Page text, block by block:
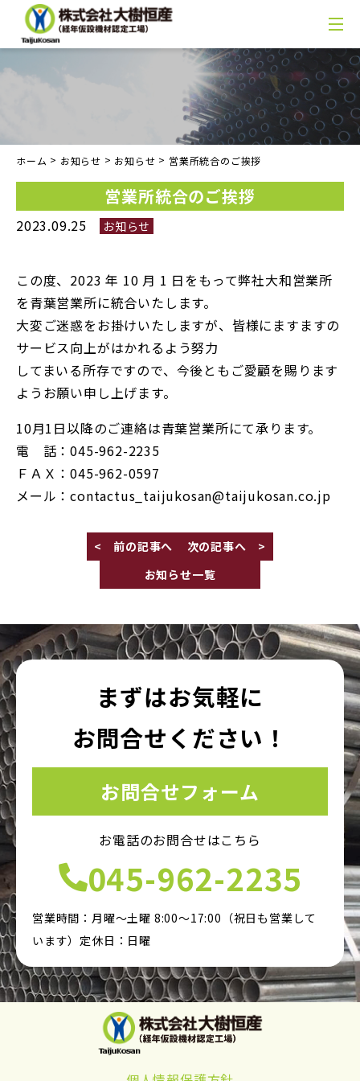
ホーム > お知らせ > お知らせ > 営業所統合のご挨拶
営業所統合のご挨拶
2023.09.25 お知らせ
この度、2023 年 10 月 1 日をもって弊社大和営業所
を青葉営業所に統合いたします。
大変ご迷惑をお掛けいたしますが、皆様にますますの
サービス向上がはかれるよう努力
してまいる所存ですので、今後ともご愛顧を賜ります
ようお願い申し上げます。
10月1日以降のご連絡は青葉営業所にて承ります。
電 話：045-962-2235
ＦＡＸ：045-962-0597
メール：contactus_taijukosan@taijukosan.co.jp
< 前の記事へ
お知らせ一覧
次の記事へ >
まずはお気軽に
お問合せください！
お問合せフォーム
お電話のお問合せはこちら
045-962-2235
営業時間：月曜～土曜 8:00～17:00（祝日も営業して
います）定休日：日曜